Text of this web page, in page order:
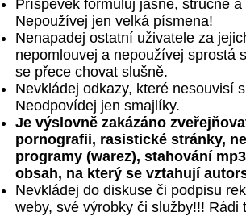
Příspěvek formuluj jasně, stručně a
Nepoužívej jen velká písmena!
Nenapadej ostatní uživatele za
nepomlouvej a nepoužívej sprostá
se přece chovat slušně.
Nevkládej odkazy, které nesouvisí
Neodpovídej jen smajlíky.
Je výslovně zakázáno
pornografii, rasistické stránky,
programy (warez), stahování
obsah, na který se vztahují
Nevkládej do diskuse či podpisu
weby, své výrobky či služby!!! Rádi